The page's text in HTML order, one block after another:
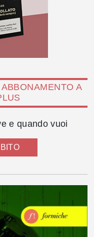
A
e quando vuoi